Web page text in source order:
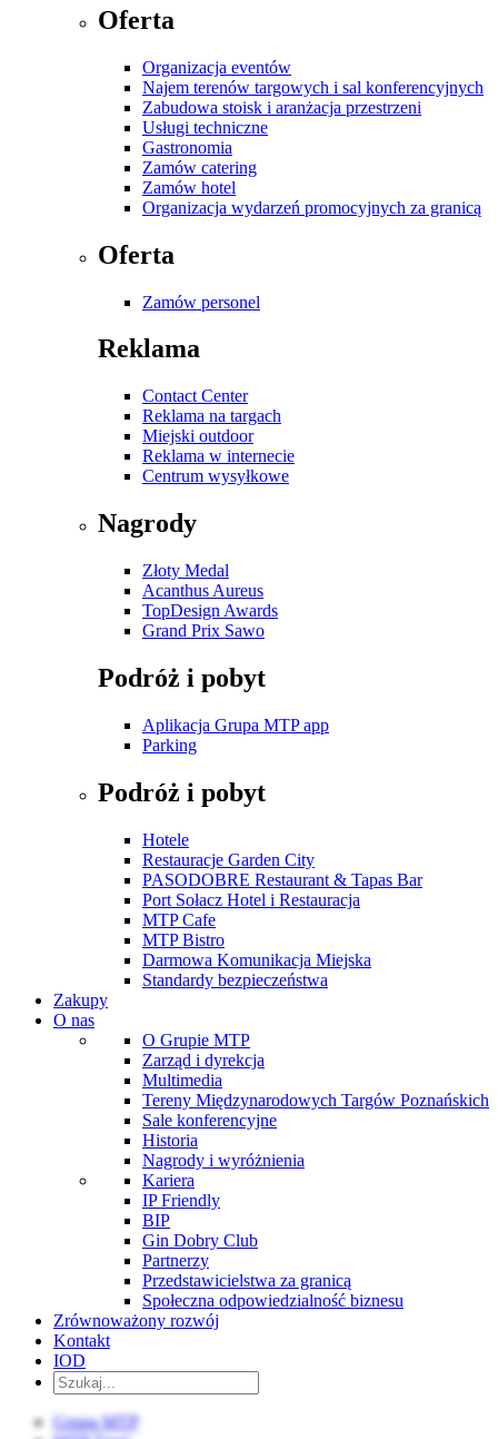
Oferta
Organizacja eventów
Najem terenów targowych i sal konferencyjnych
Zabudowa stoisk i aranżacja przestrzeni
Usługi techniczne
Gastronomia
Zamów catering
Zamów hotel
Organizacja wydarzeń promocyjnych za granicą
Oferta
Zamów personel
Reklama
Contact Center
Reklama na targach
Miejski outdoor
Reklama w internecie
Centrum wysyłkowe
Nagrody
Złoty Medal
Acanthus Aureus
TopDesign Awards
Grand Prix Sawo
Podróż i pobyt
Aplikacja Grupa MTP app
Parking
Podróż i pobyt
Hotele
Restauracje Garden City
PASODOBRE Restaurant & Tapas Bar
Port Sołacz Hotel i Restauracja
MTP Cafe
MTP Bistro
Darmowa Komunikacja Miejska
Standardy bezpieczeństwa
Zakupy
O nas
O Grupie MTP
Zarząd i dyrekcja
Multimedia
Tereny Międzynarodowych Targów Poznańskich
Sale konferencyjne
Historia
Nagrody i wyróżnienia
Kariera
IP Friendly
BIP
Gin Dobry Club
Partnerzy
Przedstawicielstwa za granicą
Społeczna odpowiedzialność biznesu
Zrównoważony rozwój
Kontakt
IOD
Grupa MTP